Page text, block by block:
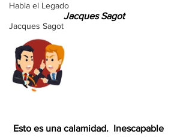
Habla el Legado
Jacques Sagot
                      Jacques Sagot
Esto es una calamidad.  Inescapable